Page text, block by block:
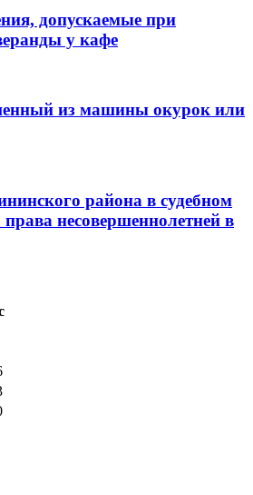
допускаемые при
у кафе
из машины окурок или
района в судебном
несовершеннолетней в